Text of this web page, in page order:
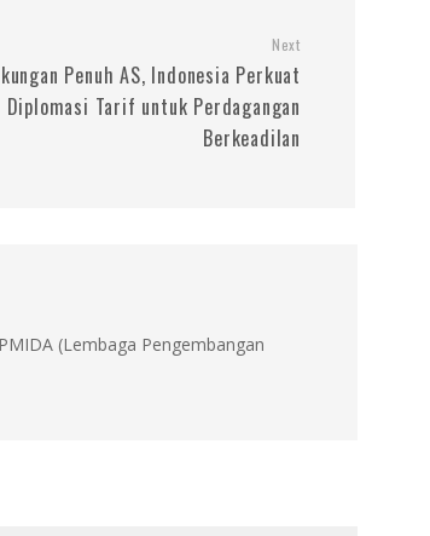
Next
Penuh AS, Indonesia Perkuat
Diplomasi Tarif untuk Perdagangan
Berkeadilan
(Lembaga Pengembangan